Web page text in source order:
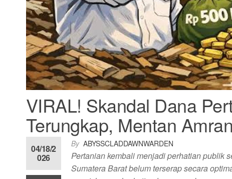
VIRAL! Skandal Dana
Terungkap, Mentan
By ABYSSCLADDAWNWARDEN
04/18/2
026
Pertanian kembali menjadi perhatian publik
Sumatera Barat belum terserap secara